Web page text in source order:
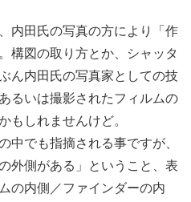
内田氏の写真の方により「作
構図の取り方とか、シャッタ
ん内田氏の写真家としての技
るいは撮影されたフィルムの
もしれませんけど。
中でも指摘される事ですが、
外側がある」ということ、表
の内側／ファインダーの内